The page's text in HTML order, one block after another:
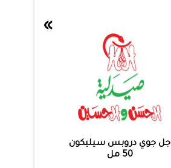
جل جوي دروبس سيليكون
50 مل
»